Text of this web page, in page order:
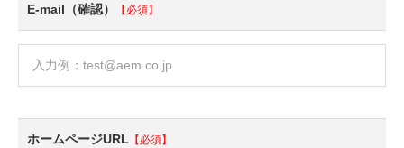
E-mail（確認） 【必須】
ホームページURL 【必須】